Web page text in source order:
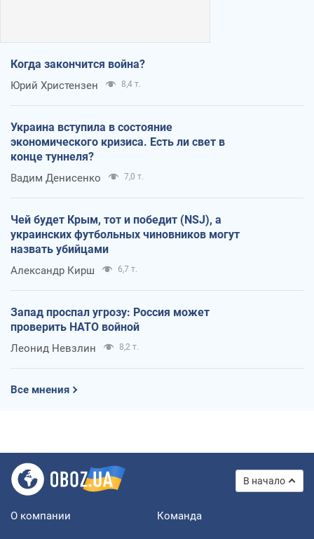
Когда закончится война?
Юрий Христензен 8,4 т.
Украина вступила в состояние
экономического кризиса. Есть ли свет в
конце туннеля?
Вадим Денисенко 7,0 т.
Чей будет Крым, тот и победит (NSJ), а
украинских футбольных чиновников могут
назвать убийцами
Александр Кирш 6,7 т.
Запад проспал угрозу: Россия может
проверить НАТО войной
Леонид Невзлин 8,2 т.
Все мнения
В начало
О компании Команда